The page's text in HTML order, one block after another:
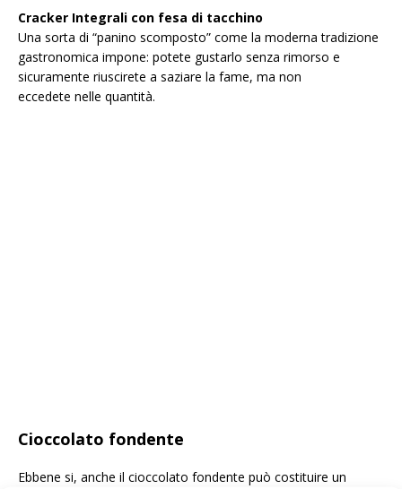
Cracker Integrali con fesa di tacchino
Una sorta di “panino scomposto” come la moderna tradizione
gastronomica impone: potete gustarlo senza rimorso e
sicuramente riuscirete a saziare la fame, ma non
eccedete nelle quantità.
Cioccolato fondente
Ebbene si, anche il cioccolato fondente può costituire un